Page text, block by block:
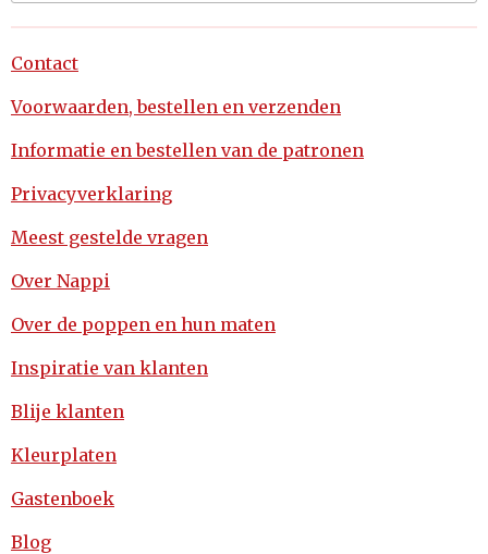
Contact
Voorwaarden, bestellen en verzenden
Informatie en bestellen van de patronen
Privacyverklaring
Meest gestelde vragen
Over Nappi
Over de poppen en hun maten
Inspiratie van klanten
Blije klanten
Kleurplaten
Gastenboek
Blog